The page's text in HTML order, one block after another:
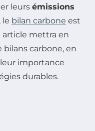
leurs émissions
le bilan carbone est
article mettra en
carbone, en
importance
durables.